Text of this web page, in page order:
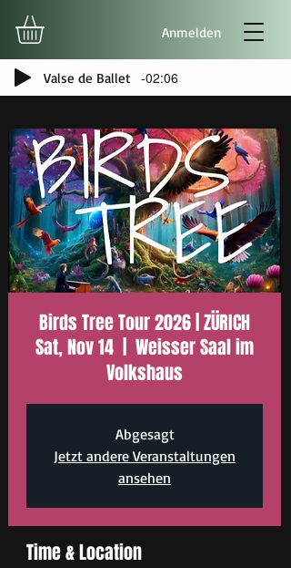
Anmelden
Valse de Ballet -02:06
Birds Tree Tour 2026 | ZÜRICH
Sat, Nov 14
  |
Weisser Saal im
Volkshaus
Abgesagt
Jetzt andere Veranstaltungen
ansehen
Time & Location